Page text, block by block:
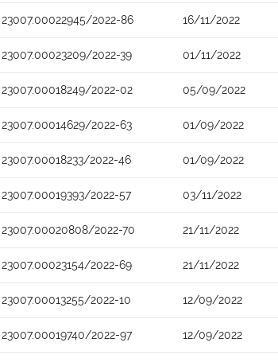
23007.00022945/2022-86 16/11/2022
23007.00023209/2022-39 01/11/2022
23007.00018249/2022-02 05/09/2022
23007.00014629/2022-63 01/09/2022
23007.00018233/2022-46 01/09/2022
23007.00019393/2022-57 03/11/2022
23007.00020808/2022-70 21/11/2022
23007.00023154/2022-69 21/11/2022
23007.00013255/2022-10 12/09/2022
23007.00019740/2022-97 12/09/2022